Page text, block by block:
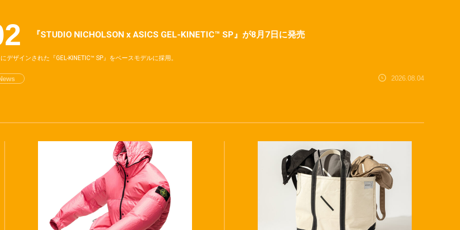
『STUDIO NICHOLSON x ASICS GEL-KINETIC™ SP』が8月7日に発売
デザインされた『GEL-KINETIC™ SP』をベースモデルに採用。
2026.08.04